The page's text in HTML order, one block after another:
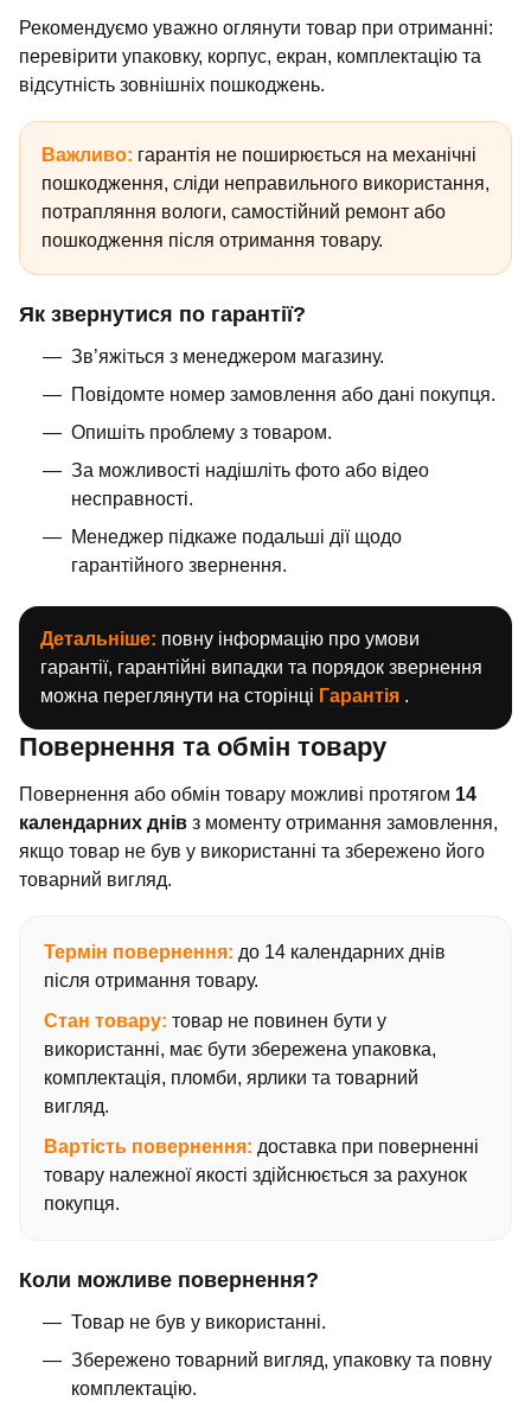
Рекомендуємо уважно оглянути товар при отриманні:
перевірити упаковку, корпус, екран, комплектацію та
відсутність зовнішніх пошкоджень.
Важливо: гарантія не поширюється на механічні
пошкодження, сліди неправильного використання,
потрапляння вологи, самостійний ремонт або
пошкодження після отримання товару.
Як звернутися по гарантії?
Зв’яжіться з менеджером магазину.
Повідомте номер замовлення або дані покупця.
Опишіть проблему з товаром.
За можливості надішліть фото або відео
несправності.
Менеджер підкаже подальші дії щодо
гарантійного звернення.
Детальніше: повну інформацію про умови
гарантії, гарантійні випадки та порядок звернення
можна переглянути на сторінці Гарантія .
Повернення та обмін товару
Повернення або обмін товару можливі протягом 14
календарних днів з моменту отримання замовлення,
якщо товар не був у використанні та збережено його
товарний вигляд.
Термін повернення: до 14 календарних днів
після отримання товару.
Стан товару: товар не повинен бути у
використанні, має бути збережена упаковка,
комплектація, пломби, ярлики та товарний
вигляд.
Вартість повернення: доставка при поверненні
товару належної якості здійснюється за рахунок
покупця.
Коли можливе повернення?
Товар не був у використанні.
Збережено товарний вигляд, упаковку та повну
комплектацію.